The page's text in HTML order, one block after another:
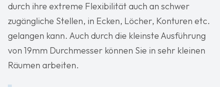
durch ihre extreme Flexibilität auch an schwer
zugängliche Stellen, in Ecken, Löcher, Konturen etc.
gelangen kann. Auch durch die kleinste Ausführung
von 19mm Durchmesser können Sie in sehr kleinen
Räumen arbeiten.